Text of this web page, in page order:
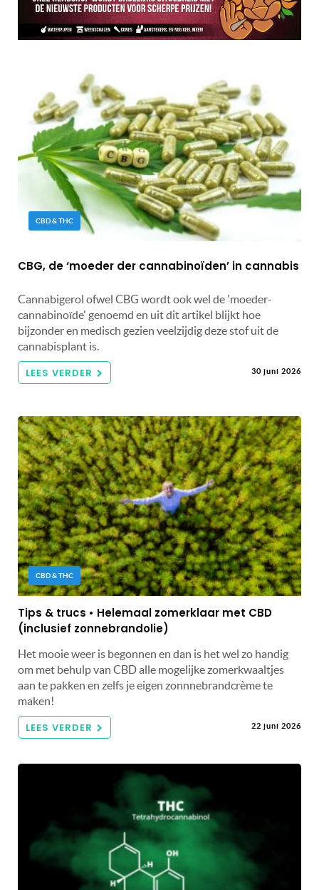
CBD & THC
CBG, de ‘moeder der cannabinoïden’ in cannabis
Cannabigerol ofwel CBG wordt ook wel de 'moeder-
cannabinoïde' genoemd en uit dit artikel blijkt hoe
bijzonder en medisch gezien veelzijdig deze stof uit de
cannabisplant is.
LEES VERDER 30 juni 2026
CBD & THC
Tips & trucs • Helemaal zomerklaar met CBD
(inclusief zonnebrandolie)
Het mooie weer is begonnen en dan is het wel zo handig
om met behulp van CBD alle mogelijke zomerkwaaltjes
aan te pakken en zelfs je eigen zonnnebrandcrème te
maken!
LEES VERDER 22 juni 2026